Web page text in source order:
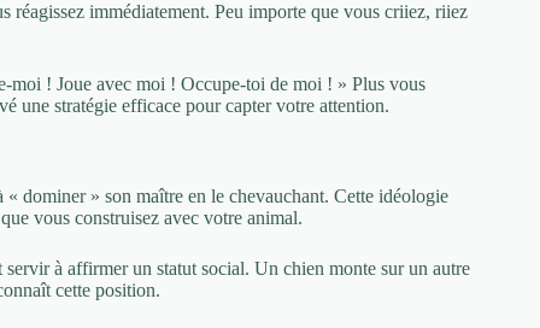
réagissez immédiatement. Peu importe que vous criiez, riiez
moi ! Joue avec moi ! Occupe-toi de moi ! » Plus vous
une stratégie efficace pour capter votre attention.
dominer » son maître en le chevauchant. Cette idéologie
vous construisez avec votre animal.
à affirmer un statut social. Un chien monte sur un autre
cette position.